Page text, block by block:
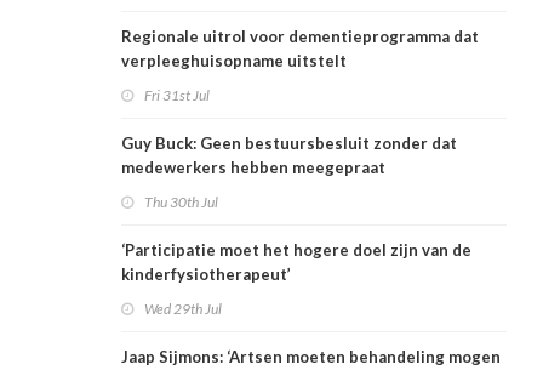
Regionale uitrol voor dementieprogramma dat
verpleeghuisopname uitstelt
Fri 31st Jul
Guy Buck: Geen bestuursbesluit zonder dat
medewerkers hebben meegepraat
Thu 30th Jul
‘Participatie moet het hogere doel zijn van de
kinderfysiotherapeut’
Wed 29th Jul
Jaap Sijmons: ‘Artsen moeten behandeling mogen